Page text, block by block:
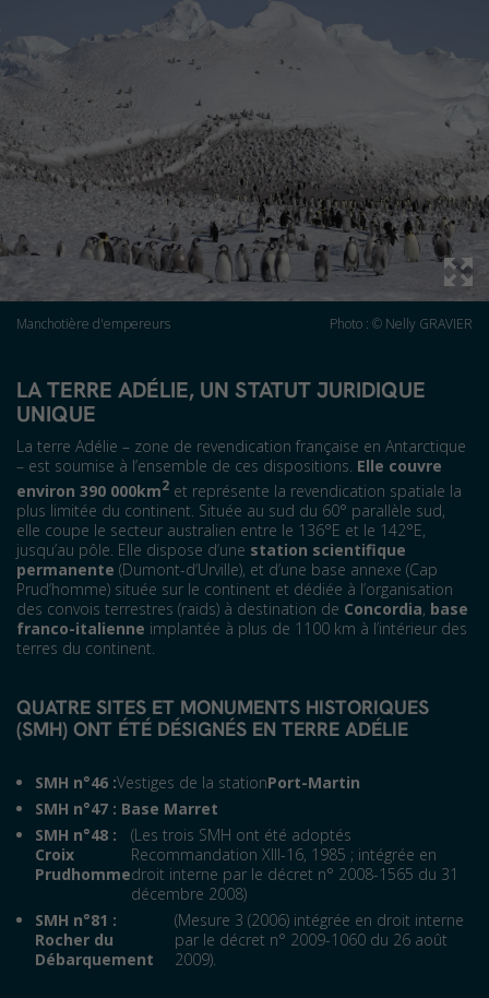
Manchotière d'empereurs Photo : © Nelly GRAVIER
LA TERRE ADÉLIE, UN STATUT JURIDIQUE
UNIQUE
La terre Adélie – zone de revendication française en Antarctique
– est soumise à l’ensemble de ces dispositions. Elle couvre
environ 390 000km2 et représente la revendication spatiale la
plus limitée du continent. Située au sud du 60° parallèle sud,
elle coupe le secteur australien entre le 136°E et le 142°E,
jusqu’au pôle. Elle dispose d’une station scientifique
permanente (Dumont-d’Urville), et d’une base annexe (Cap
Prud’homme) située sur le continent et dédiée à l’organisation
des convois terrestres (raids) à destination de Concordia, base
franco-italienne implantée à plus de 1100 km à l’intérieur des
terres du continent.
QUATRE SITES ET MONUMENTS HISTORIQUES
(SMH) ONT ÉTÉ DÉSIGNÉS EN TERRE ADÉLIE
SMH n°46 :Vestiges de la stationPort-Martin
SMH n°47 : Base Marret
SMH n°48 :
Croix
Prudhomme
(Les trois SMH ont été adoptés
Recommandation XIII-16, 1985 ; intégrée en
droit interne par le décret n° 2008-1565 du 31
décembre 2008)
SMH n°81 :
Rocher du
Débarquement
(Mesure 3 (2006) intégrée en droit interne
par le décret n° 2009-1060 du 26 août
2009).